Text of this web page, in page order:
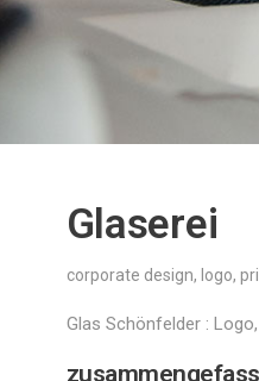
Glaserei
corporate design, logo,
Glas Schönfelder :